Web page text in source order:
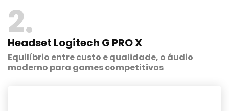
2
Headset Logitech G PRO X
Equilíbrio entre custo e qualidade, o áudio
moderno para games competitivos